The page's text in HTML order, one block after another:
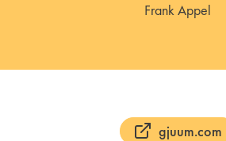
Frank Appel
gjuum.com